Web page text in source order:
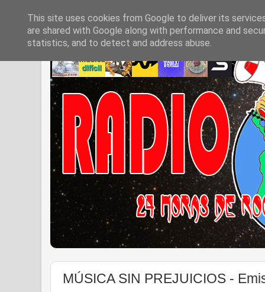
MÚSICA SIN PREJUICIOS -
This site uses cookies from Google to deliver its
are shared with Google along with performance and
statistics, and to detect and address abuse.